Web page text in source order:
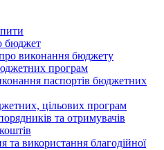
бюджет
виконання бюджету
програм
паспортів бюджетних
цільових програм
та отримувачів
та використання благодійної